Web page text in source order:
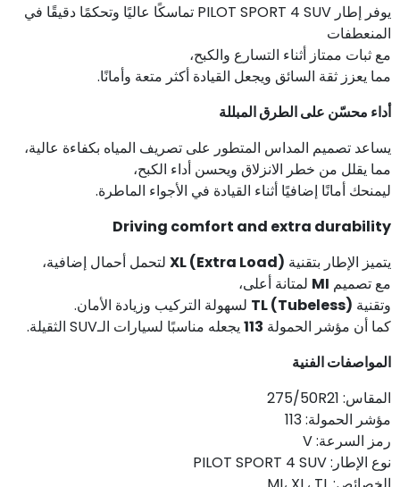
يوفر إطار PILOT SPORT 4 SUV تماسكًا عاليًا وتحكمًا دقيقًا في
المنعطفات
مع ثبات ممتاز أثناء التسارع والكبح،
مما يعزز ثقة السائق ويجعل القيادة أكثر متعة وأمانًا.
أداء محسّن على الطرق المبللة
يساعد تصميم المداس المتطور على تصريف المياه بكفاءة عالية،
مما يقلل من خطر الانزلاق ويحسن أداء الكبح،
ليمنحك أمانًا إضافيًا أثناء القيادة في الأجواء الماطرة.
Driving comfort and extra durability
يتميز الإطار بتقنية XL (Extra Load) لتحمل أحمال إضافية،
مع تصميم MI لمتانة أعلى،
وتقنية TL (Tubeless) لسهولة التركيب وزيادة الأمان.
كما أن مؤشر الحمولة 113يجعله مناسبًا لسيارات الـSUV الثقيلة.
المواصفات الفنية
المقاس: 275/50R21
مؤشر الحمولة: 113
رمز السرعة: V
نوع الإطار: PILOT SPORT 4 SUV